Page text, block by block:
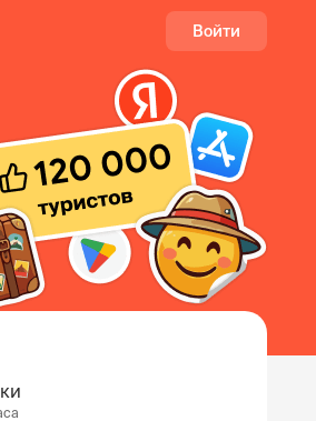
Войти